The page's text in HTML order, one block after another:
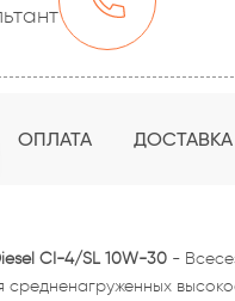
ОПЛАТА ДОСТАВКА
CI-4/SL 10W-30 -
средненагруженных